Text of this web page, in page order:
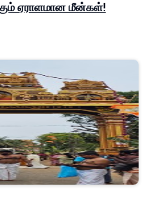
ஏராளமான மீன்கள்!